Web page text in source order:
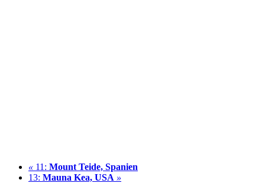
« 11: Mount Teide, Spanien
13: Mauna Kea, USA »